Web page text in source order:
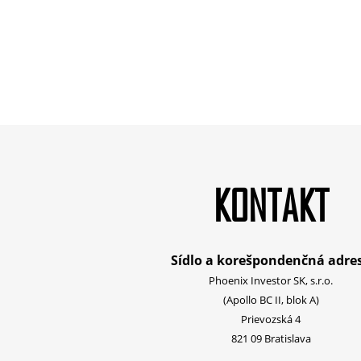
KONTAKT
Sídlo a korešpondenčná
Phoenix Investor SK, s.r.o.
(Apollo BC II, blok A)
Prievozská 4
821 09 Bratislava